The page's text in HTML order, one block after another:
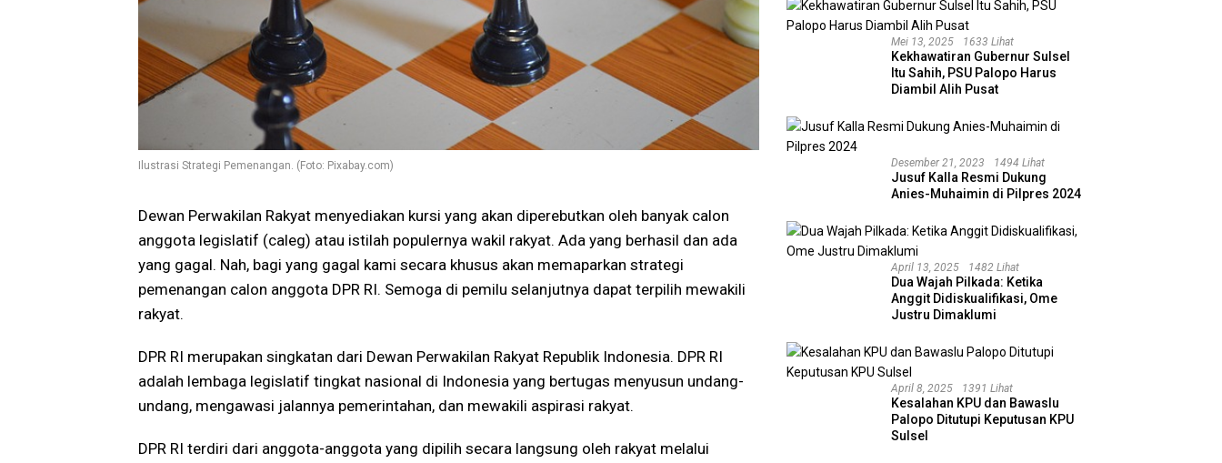
Ilustrasi Strategi Pemenangan. (Foto: Pixabay.com)
Dewan Perwakilan Rakyat menyediakan kursi yang akan diperebutkan oleh banyak calon
anggota legislatif (caleg) atau istilah populernya wakil rakyat. Ada yang berhasil dan ada
yang gagal. Nah, bagi yang gagal kami secara khusus akan memaparkan strategi
pemenangan calon anggota DPR RI. Semoga di pemilu selanjutnya dapat terpilih mewakili
rakyat.
DPR RI merupakan singkatan dari Dewan Perwakilan Rakyat Republik Indonesia. DPR RI
adalah lembaga legislatif tingkat nasional di Indonesia yang bertugas menyusun undang-
undang, mengawasi jalannya pemerintahan, dan mewakili aspirasi rakyat.
DPR RI terdiri dari anggota-anggota yang dipilih secara langsung oleh rakyat melalui
Mei 13, 2025 1633 Lihat
Kekhawatiran Gubernur Sulsel
Itu Sahih, PSU Palopo Harus
Diambil Alih Pusat
Desember 21, 2023 1494 Lihat
Jusuf Kalla Resmi Dukung
Anies-Muhaimin di Pilpres 2024
April 13, 2025 1482 Lihat
Dua Wajah Pilkada: Ketika
Anggit Didiskualifikasi, Ome
Justru Dimaklumi
April 8, 2025 1391 Lihat
Kesalahan KPU dan Bawaslu
Palopo Ditutupi Keputusan KPU
Sulsel